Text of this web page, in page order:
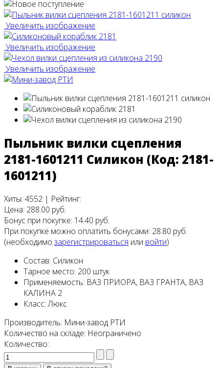
Увеличить изображение
Увеличить изображение
Увеличить изображение
Пыльник вилки сцепления
2181-1601211 Силикон (Код: 2181-
1601211)
Хиты: 4552 | Рейтинг:
Цена: 288.00 руб.
Бонус при покупке: 14.40 руб.
При покупке можно оплатить бонусами: 28.80 руб.
(необходимо зарегистрироваться или войти)
Состав: Силикон
Тарное место: 200 штук
Применяемость: ВАЗ ПРИОРА, ВАЗ ГРАНТА, ВАЗ
КАЛИНА 2
Класс: Люкс
Производитель: Мини-завод РТИ
Количество на складе: Неограничено
Количество: